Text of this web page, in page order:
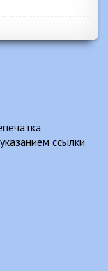
ссылки